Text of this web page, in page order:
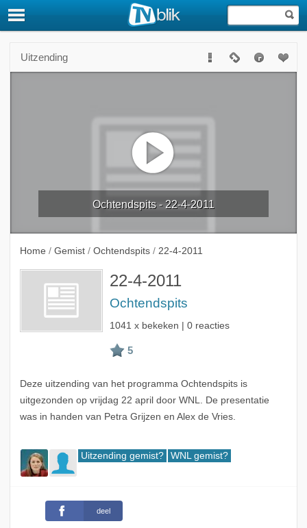
Uitzending
Ochtendspits - 22-4-2011
Home / Gemist / Ochtendspits / 22-4-2011
22-4-2011
Ochtendspits
1041 x bekeken | 0 reacties
Deze uitzending van het programma Ochtendspits is
uitgezonden op vrijdag 22 april door WNL. De presentatie
was in handen van Petra Grijzen en Alex de Vries.
Uitzending gemist? WNL gemist?
deel